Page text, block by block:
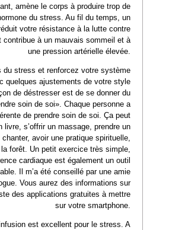
amène le corps à produire trop de
du stress. Au fil du temps, un
votre résistance à la lutte contre
contribue à un mauvais sommeil et à
une pression artérielle élevée.
du stress et renforcez votre système
quelques ajustements de votre style
de déstresser est de se donner du
soin de soi». Chaque personne a
de prendre soin de soi. Ça peut
livre, s’offrir un massage, prendre un
chanter, avoir une pratique spirituelle,
forêt. Un petit exercice très simple,
cardiaque est également un outil
Il m’a été conseillé par une amie
Vous aurez des informations sur
des applications gratuites à mettre
sur votre smartphone.
est excellent pour le stress. A